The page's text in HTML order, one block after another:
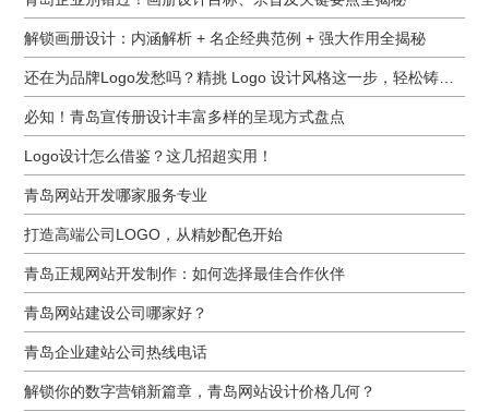
解锁画册设计：内涵解析 + 名企经典范例 + 强大作用全揭秘
必知！青岛宣传册设计丰富多样的呈现方式盘点
Logo设计怎么借鉴？这几招超实用！
青岛网站开发哪家服务专业
打造高端公司LOGO，从精妙配色开始
青岛正规网站开发制作：如何选择最佳合作伙伴
青岛网站建设公司哪家好？
青岛企业建站公司热线电话
解锁你的数字营销新篇章，青岛网站设计价格几何？